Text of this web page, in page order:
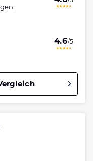
4.6/5